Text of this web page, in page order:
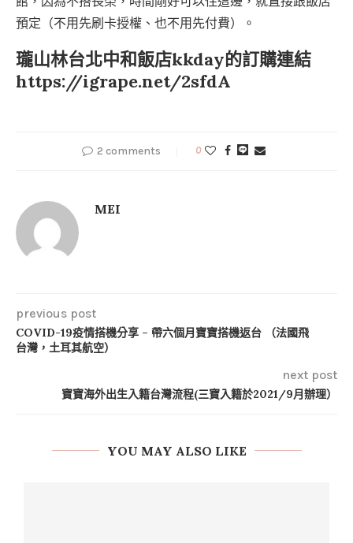
預定（不用先刷卡授權、也不用先付費）。
瓏山林台北中和飯店kkday的訂購連結
https://igrape.net/2sfdA
2 comments 0
MEI
previous post
COVID-19疫情搭機分享 – 帶六個月寶寶搭機返台 （法國飛
台灣，土耳其航空）
next post
寶寶海外出生入籍台灣流程(三寶入籍於2021/9月辦理）
YOU MAY ALSO LIKE